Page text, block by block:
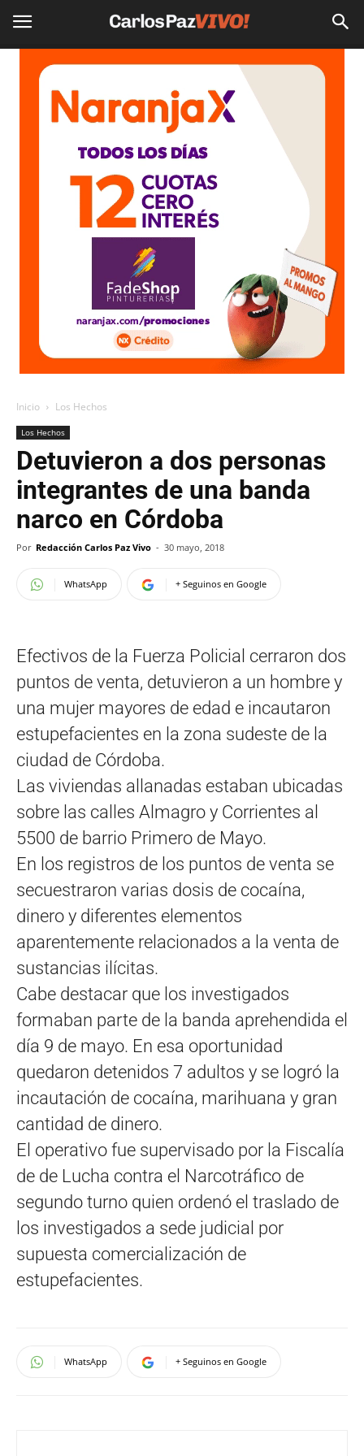
Inicio Los Hechos
Los Hechos
Detuvieron a dos personas
integrantes de una banda
narco en Córdoba
Por Redacción Carlos Paz Vivo - 30 mayo, 2018
WhatsApp + Seguinos en Google
Efectivos de la Fuerza Policial cerraron dos
puntos de venta, detuvieron a un hombre y
una mujer mayores de edad e incautaron
estupefacientes en la zona sudeste de la
ciudad de Córdoba.
Las viviendas allanadas estaban ubicadas
sobre las calles Almagro y Corrientes al
5500 de barrio Primero de Mayo.
En los registros de los puntos de venta se
secuestraron varias dosis de cocaína,
dinero y diferentes elementos
aparentemente relacionados a la venta de
sustancias ilícitas.
Cabe destacar que los investigados
formaban parte de la banda aprehendida el
día 9 de mayo. En esa oportunidad
quedaron detenidos 7 adultos y se logró la
incautación de cocaína, marihuana y gran
cantidad de dinero.
El operativo fue supervisado por la Fiscalía
de de Lucha contra el Narcotráfico de
segundo turno quien ordenó el traslado de
los investigados a sede judicial por
supuesta comercialización de
estupefacientes.
WhatsApp + Seguinos en Google